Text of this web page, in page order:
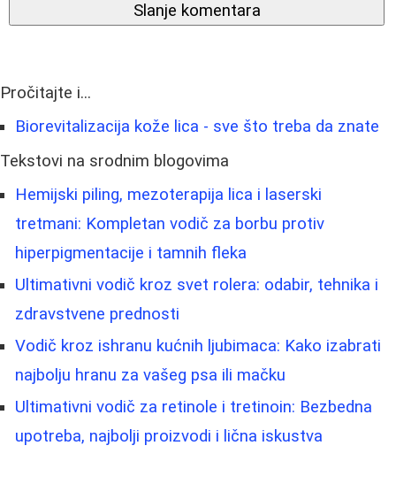
Slanje komentara
Pročitajte i...
Biorevitalizacija kože lica - sve što treba da znate
Tekstovi na srodnim blogovima
Hemijski piling, mezoterapija lica i laserski
tretmani: Kompletan vodič za borbu protiv
hiperpigmentacije i tamnih fleka
Ultimativni vodič kroz svet rolera: odabir, tehnika i
zdravstvene prednosti
Vodič kroz ishranu kućnih ljubimaca: Kako izabrati
najbolju hranu za vašeg psa ili mačku
Ultimativni vodič za retinole i tretinoin: Bezbedna
upotreba, najbolji proizvodi i lična iskustva